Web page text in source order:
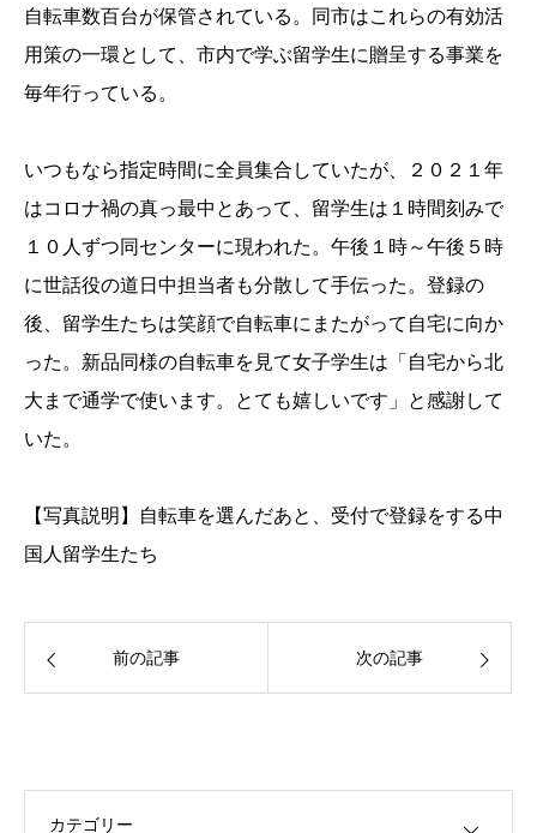
自転車数百台が保管されている。同市はこれらの有効活
用策の一環として、市内で学ぶ留学生に贈呈する事業を
毎年行っている。
いつもなら指定時間に全員集合していたが、２０２１年
はコロナ禍の真っ最中とあって、留学生は１時間刻みで
１０人ずつ同センターに現われた。午後１時～午後５時
に世話役の道日中担当者も分散して手伝った。登録の
後、留学生たちは笑顔で自転車にまたがって自宅に向か
った。新品同様の自転車を見て女子学生は「自宅から北
大まで通学で使います。とても嬉しいです」と感謝して
いた。
【写真説明】自転車を選んだあと、受付で登録をする中
国人留学生たち
前の記事 次の記事